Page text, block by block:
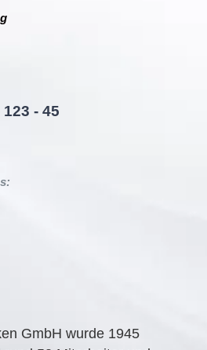
- 45
GmbH wurde 1945